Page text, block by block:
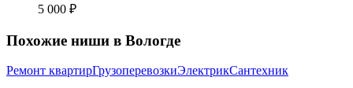
5 000 ₽
Похожие ниши в Вологде
Ремонт квартирГрузоперевозкиЭлектрикСантехник